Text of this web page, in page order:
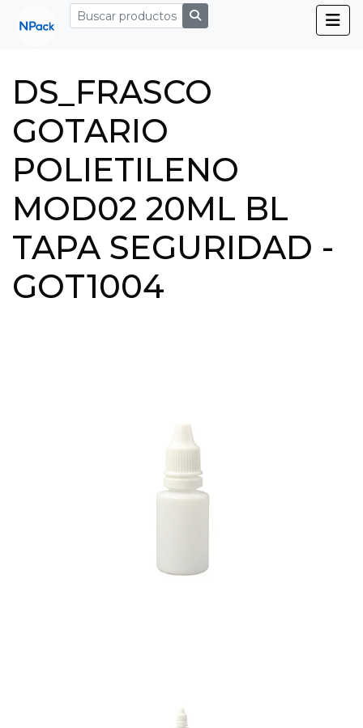
DS_FRASCO
GOTARIO
POLIETILENO
MOD02 20ML BL
TAPA SEGURIDAD -
GOT1004